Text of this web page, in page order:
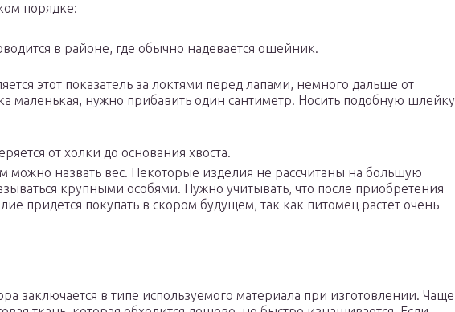
порядке:
в районе, где обычно надевается ошейник.
этот показатель за локтями перед лапами, немного дальше от
маленькая, нужно прибавить один сантиметр. Носить подобную шлейку
от холки до основания хвоста.
можно назвать вес. Некоторые изделия не рассчитаны на большую
крупными особями. Нужно учитывать, что после приобретения
придется покупать в скором будущем, так как питомец растет очень
заключается в типе используемого материала при изготовлении. Чаще